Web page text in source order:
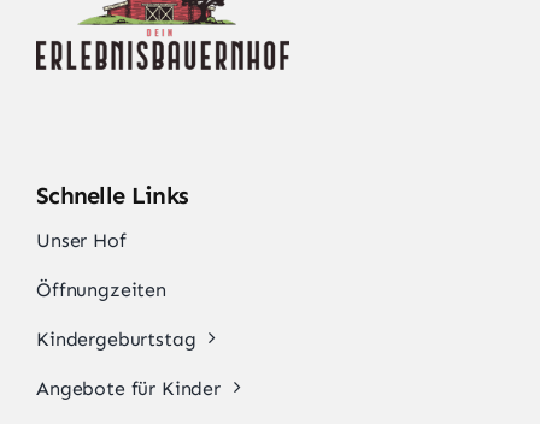
Schnelle Links
Unser Hof
Öffnungzeiten
Kindergeburtstag
Angebote für Kinder